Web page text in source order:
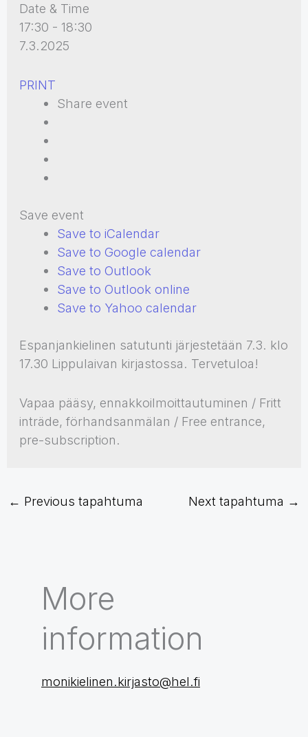
Date & Time
17:30 - 18:30
7.3.2025
PRINT
Share event
Save event
Save to iCalendar
Save to Google calendar
Save to Outlook
Save to Outlook online
Save to Yahoo calendar
Espanjankielinen satutunti järjestetään 7.3. klo
17.30 Lippulaivan kirjastossa. Tervetuloa!
Vapaa pääsy, ennakkoilmoittautuminen / Fritt
inträde, förhandsanmälan / Free entrance,
pre-subscription.
← Previous tapahtuma Next tapahtuma →
More
information
monikielinen.kirjasto@hel.fi